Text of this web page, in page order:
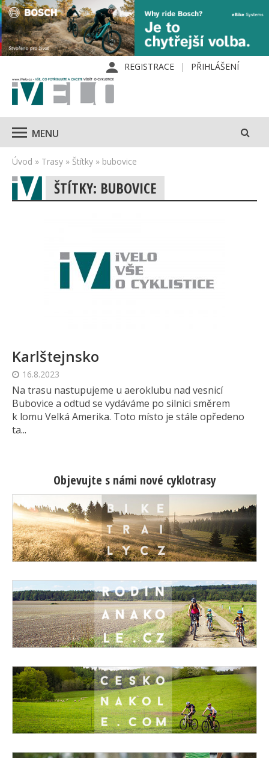
REGISTRACE PŘIHLÁŠENÍ
MENU
Úvod » Trasy » Štítky » bubovice
ŠTÍTKY: BUBOVICE
Karlštejnsko
16.8.2023
Na trasu nastupujeme u aeroklubu nad vesnicí
Bubovice a odtud se vydáváme po silnici směrem
k lomu Velká Amerika. Toto místo je stále opředeno
ta...
Objevujte s námi nové cyklotrasy